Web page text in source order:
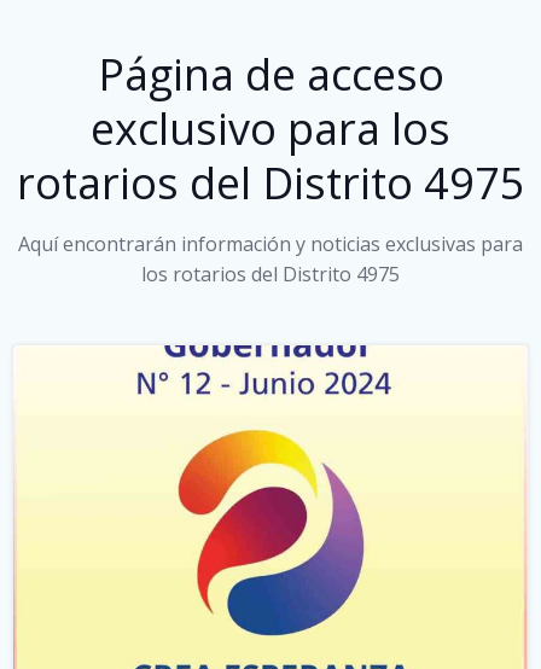
Página de acceso
exclusivo para los
rotarios del Distrito 4975
Aquí encontrarán información y noticias exclusivas para
los rotarios del Distrito 4975